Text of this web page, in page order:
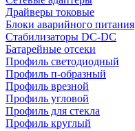
Драйверы токовые
Блоки аварийного питания
Стабилизаторы DC-DC
Батарейные отсеки
Профиль светодиодный
Профиль п-образный
Профиль врезной
Профиль угловой
Профиль для стекла
Профиль круглый